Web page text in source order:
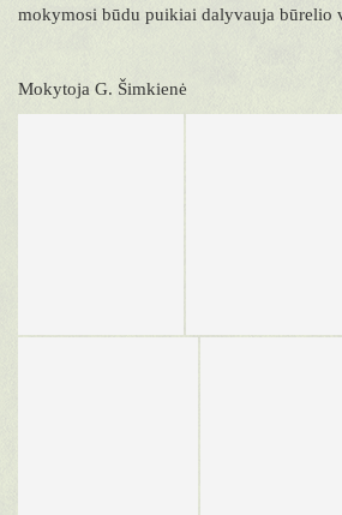
mokymosi būdu puikiai dalyvauja būrelio
Mokytoja G. Šimkienė